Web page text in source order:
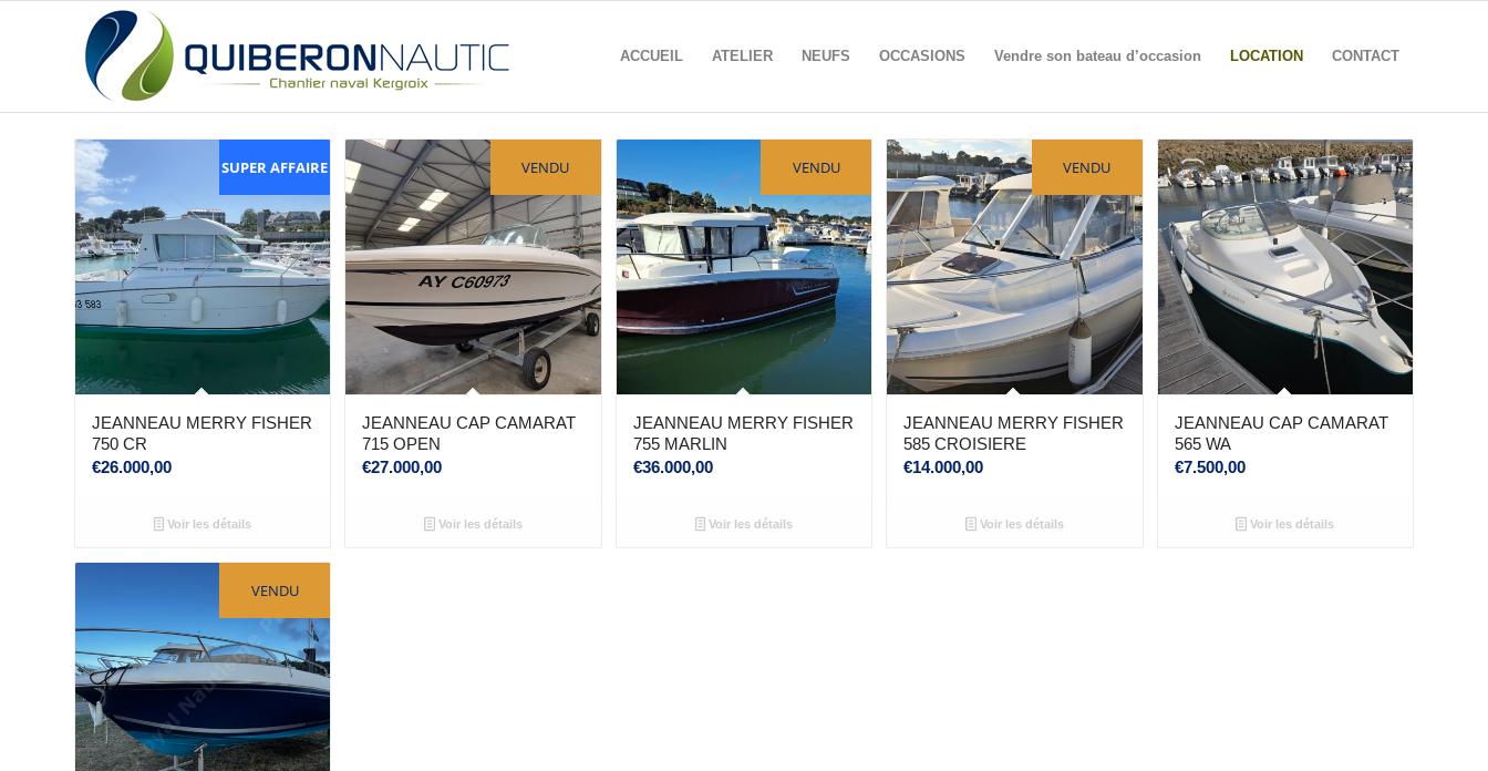
ACCUEIL ATELIER NEUFS OCCASIONS Vendre son bateau d’occasion LOCATION CONTACT
SUPER AFFAIRE
JEANNEAU MERRY FISHER
750 CR
€26.000,00
Voir les détails
VENDU
JEANNEAU CAP CAMARAT
715 OPEN
€27.000,00
Voir les détails
VENDU
JEANNEAU MERRY FISHER
755 MARLIN
€36.000,00
Voir les détails
VENDU
JEANNEAU MERRY FISHER
585 CROISIERE
€14.000,00
Voir les détails
JEANNEAU CAP CAMARAT
565 WA
€7.500,00
Voir les détails
VENDU